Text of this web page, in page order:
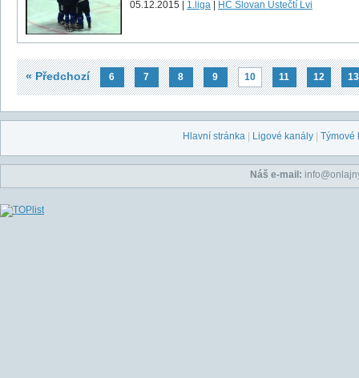
05.12.2015 | 1.liga HC Slovan Ústečtí Lvi
« Předchozí 6 7 8 9 10 11 12 13
Hlavní stránka Ligové kanály Týmové
Náš e-mail: